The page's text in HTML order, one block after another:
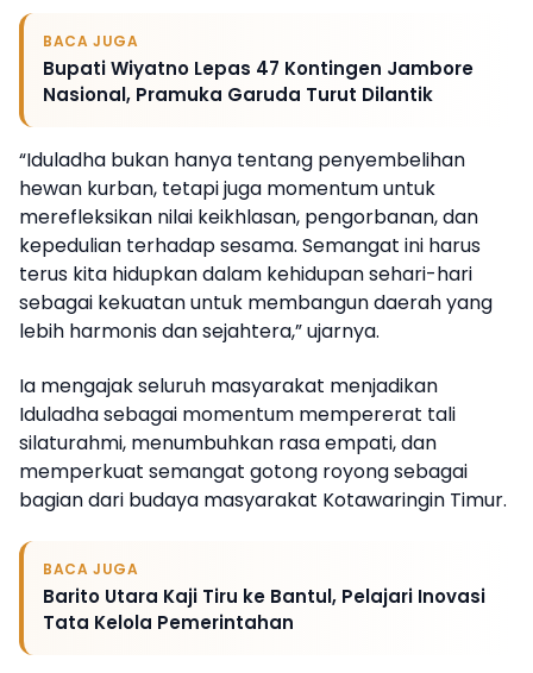
BACA JUGA
Bupati Wiyatno Lepas 47 Kontingen Jambore
Nasional, Pramuka Garuda Turut Dilantik
“Iduladha bukan hanya tentang penyembelihan
hewan kurban, tetapi juga momentum untuk
merefleksikan nilai keikhlasan, pengorbanan, dan
kepedulian terhadap sesama. Semangat ini harus
terus kita hidupkan dalam kehidupan sehari-hari
sebagai kekuatan untuk membangun daerah yang
lebih harmonis dan sejahtera,” ujarnya.
Ia mengajak seluruh masyarakat menjadikan
Iduladha sebagai momentum mempererat tali
silaturahmi, menumbuhkan rasa empati, dan
memperkuat semangat gotong royong sebagai
bagian dari budaya masyarakat Kotawaringin Timur.
BACA JUGA
Barito Utara Kaji Tiru ke Bantul, Pelajari Inovasi
Tata Kelola Pemerintahan